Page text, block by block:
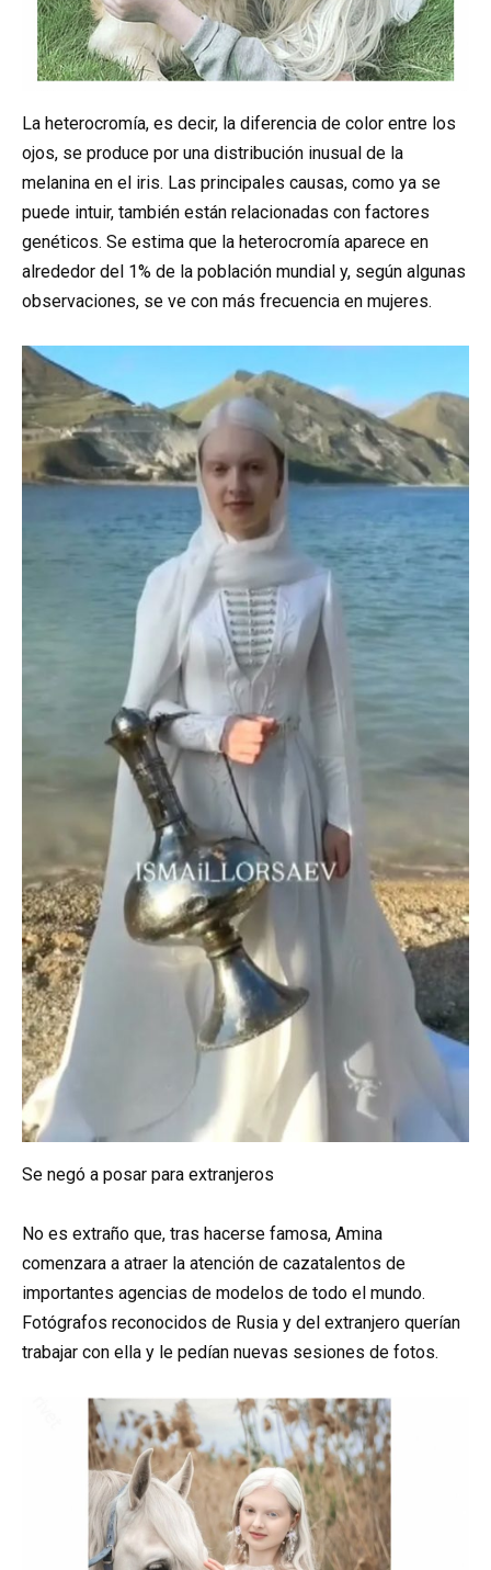
La heterocromía, es decir, la diferencia de color entre los
ojos, se produce por una distribución inusual de la
melanina en el iris. Las principales causas, como ya se
puede intuir, también están relacionadas con factores
genéticos. Se estima que la heterocromía aparece en
alrededor del 1% de la población mundial y, según algunas
observaciones, se ve con más frecuencia en mujeres.
Se negó a posar para extranjeros
No es extraño que, tras hacerse famosa, Amina
comenzara a atraer la atención de cazatalentos de
importantes agencias de modelos de todo el mundo.
Fotógrafos reconocidos de Rusia y del extranjero querían
trabajar con ella y le pedían nuevas sesiones de fotos.